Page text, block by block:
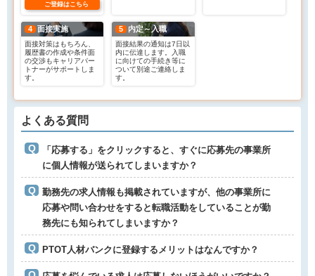
ご登録はこちら
4 面接実施
面接対策はもちろん、
履歴書の作成や条件面
の交渉もキャリアパー
トナーがサポートしま
す。
5 内定～入職
面接結果の通知は7日以
内に伝達します。入職
に向けての手続き等に
ついて別途ご連絡しま
す。
よくある質問
「応募する」をクリックすると、すぐに応募先の事業所
に個人情報が送られてしまいますか？
勤務先の求人情報も掲載されていますが、他の事業所に
応募や問い合わせをすると転職活動をしていることが勤
務先にも知られてしまいますか？
PTOT人材バンクに登録するメリットはなんですか？